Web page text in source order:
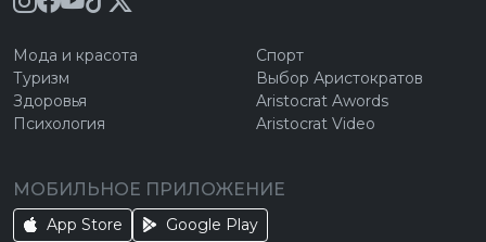
Мода и красота
Туризм
Здоровья
Психология
Спорт
Выбор Аристократов
Aristocrat Awords
Aristocrat Video
МОБИЛЬНОЕ ПРИЛОЖЕНИЕ
App Store Google Play